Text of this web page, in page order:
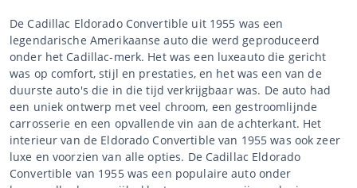
De Cadillac Eldorado Convertible uit 1955 was een
legendarische Amerikaanse auto die werd geproduceerd
onder het Cadillac-merk. Het was een luxeauto die gericht
was op comfort, stijl en prestaties, en het was een van de
duurste auto's die in die tijd verkrijgbaar was. De auto had
een uniek ontwerp met veel chroom, een gestroomlijnde
carrosserie en een opvallende vin aan de achterkant. Het
interieur van de Eldorado Convertible van 1955 was ook zeer
luxe en voorzien van alle opties. De Cadillac Eldorado
Convertible van 1955 was een populaire auto onder